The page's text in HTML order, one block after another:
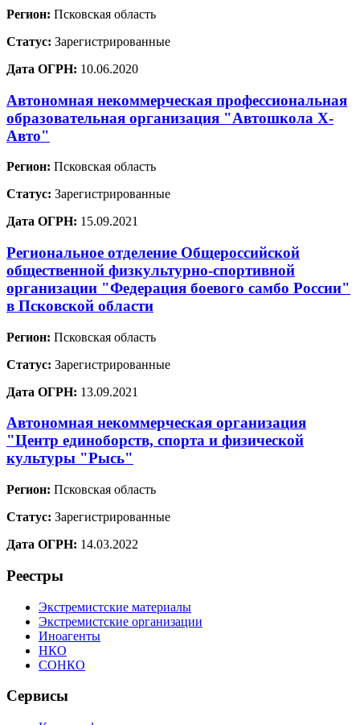
Регион: Псковская область
Статус: Зарегистрированные
Дата ОГРН: 10.06.2020
Автономная некоммерческая профессиональная
образовательная организация "Автошкола Х-
Авто"
Регион: Псковская область
Статус: Зарегистрированные
Дата ОГРН: 15.09.2021
Региональное отделение Общероссийской
общественной физкультурно-спортивной
организации "Федерация боевого самбо России"
в Псковской области
Регион: Псковская область
Статус: Зарегистрированные
Дата ОГРН: 13.09.2021
Автономная некоммерческая организация
"Центр единоборств, спорта и физической
культуры "Рысь"
Регион: Псковская область
Статус: Зарегистрированные
Дата ОГРН: 14.03.2022
Реестры
Экстремистские материалы
Экстремистские организации
Иноагенты
НКО
СОНКО
Сервисы